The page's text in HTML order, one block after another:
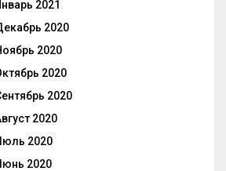
2021
2020
2020
2020
2020
2020
2020
2020